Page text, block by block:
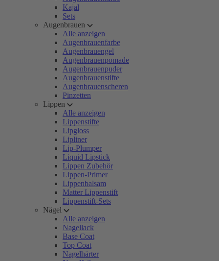
Kajal
Sets
Augenbrauen
Alle anzeigen
Augenbrauenfarbe
Augenbrauengel
Augenbrauenpomade
Augenbrauenpuder
Augenbrauenstifte
Augenbrauenscheren
Pinzetten
Lippen
Alle anzeigen
Lippenstifte
Lipgloss
Lipliner
Lip-Plumper
Liquid Lipstick
Lippen Zubehör
Lippen-Primer
Lippenbalsam
Matter Lippenstift
Lippenstift-Sets
Nägel
Alle anzeigen
Nagellack
Base Coat
Top Coat
Nagelhärter